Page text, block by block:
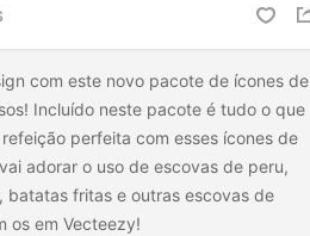
com este novo pacote de ícones de
Incluído neste pacote é tudo o que
perfeita com esses ícones de
adorar o uso de escovas de peru,
batatas fritas e outras escovas de
os em Vecteezy!